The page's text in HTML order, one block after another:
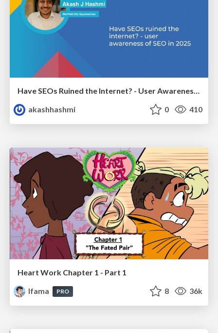
akashhashmi
0 410
Heart Work Chapter 1 - Part 1
lfama
PRO 8 36k